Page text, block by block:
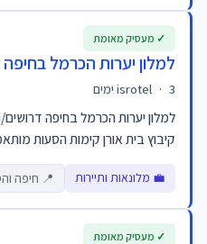
למלון יערות הכרמל
isrotel · 3 ימים
למלון יערות הכרמל בחיפה
קיבוץ בית אורן קימות הסעות
💼 מלונאות ותיירות 📍 חיפה
✓ מעסיק מאומת
✓ מעסיק מאומת